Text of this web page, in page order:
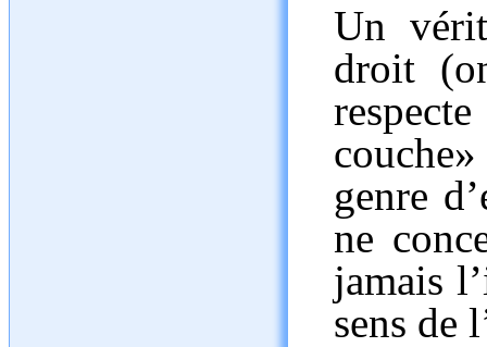
Un
droit
genre
ne
jamais
sens de